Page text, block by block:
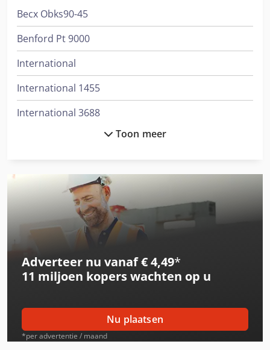
Becx Obks90-45
Benford Pt 9000
International
International 1455
International 3688
International 533
International 553
International 554
International 644
International 654
International 733
International 743
Toon meer
Adverteer nu vanaf € 4,49*
11 miljoen koperswachten op u
Nu plaatsen
*per advertentie / maand